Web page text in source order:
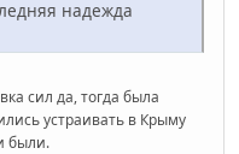
надежда
сил да, тогда была
устраивать в Крыму
были.